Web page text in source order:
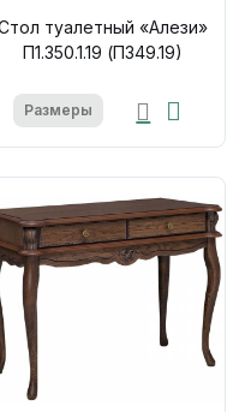
туалетный «Алези»
П1.350.1.19 (П349.19)
Размеры